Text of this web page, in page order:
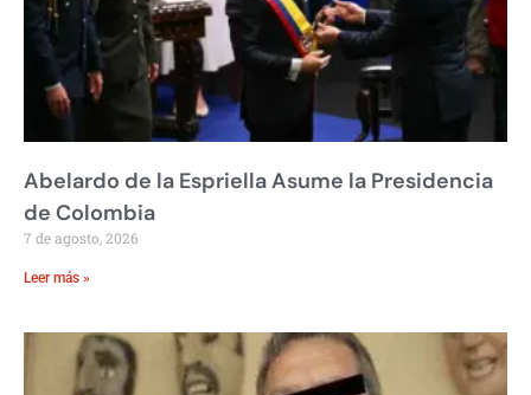
Abelardo de la Espriella Asume la Presidencia
de Colombia
7 de agosto, 2026
Leer más »